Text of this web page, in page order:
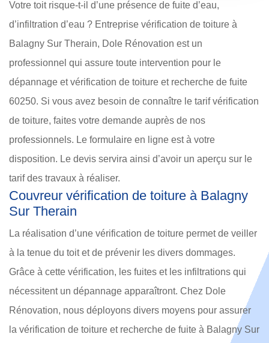
Votre toit risque-t-il d’une présence de fuite d’eau,
d’infiltration d’eau ? Entreprise vérification de toiture à
Balagny Sur Therain, Dole Rénovation est un
professionnel qui assure toute intervention pour le
dépannage et vérification de toiture et recherche de fuite
60250. Si vous avez besoin de connaître le tarif vérification
de toiture, faites votre demande auprès de nos
professionnels. Le formulaire en ligne est à votre
disposition. Le devis servira ainsi d’avoir un aperçu sur le
tarif des travaux à réaliser.
Couvreur vérification de toiture à Balagny
Sur Therain
La réalisation d’une vérification de toiture permet de veiller
à la tenue du toit et de prévenir les divers dommages.
Grâce à cette vérification, les fuites et les infiltrations qui
nécessitent un dépannage apparaîtront. Chez Dole
Rénovation, nous déployons divers moyens pour assurer
la vérification de toiture et recherche de fuite à Balagny Sur